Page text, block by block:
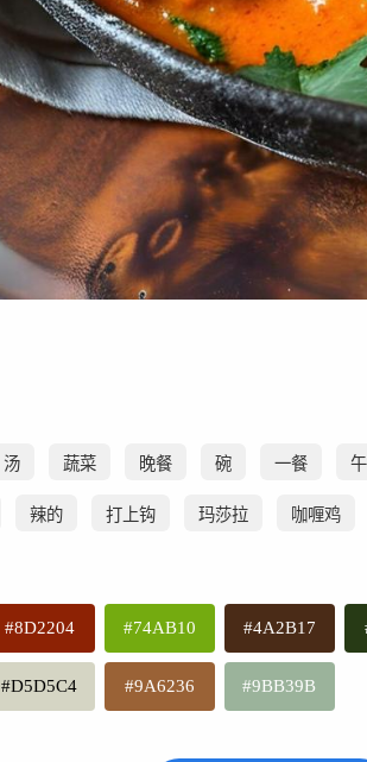
汤 蔬菜 晚餐 碗 一餐
辣的 打上钩 玛莎拉 咖喱鸡
#8D2204 #74AB10 #4A2B17
#D5D5C4 #9A6236 #9BB39B